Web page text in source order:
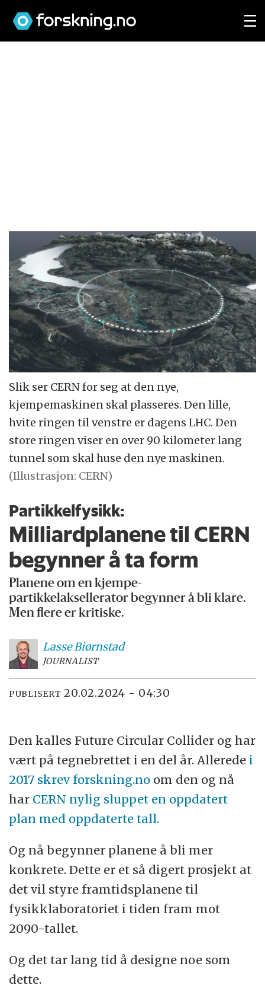
Slik ser CERN for seg at den nye,
kjempemaskinen skal plasseres. Den lille,
hvite ringen til venstre er dagens LHC. Den
store ringen viser en over 90 kilometer lang
tunnel som skal huse den nye maskinen.
(Illustrasjon: CERN)
Partikkelfysikk:
Milliardplanene til CERN
begynner å ta form
Planene om en kjempe-
partikkelaksellerator begynner å bli klare.
Men flere er kritiske.
LasseBiørnstad
JOURNALIST
PUBLISERT 20.02.2024 - 04:30
Den kalles Future Circular Collider og har
vært på tegnebrettet i en del år. Allerede i
2017 skrev forskning.no om den og nå
har CERN nylig sluppet en oppdatert
plan med oppdaterte tall.
Og nå begynner planene å bli mer
konkrete. Dette er et så digert prosjekt at
det vil styre framtidsplanene til
fysikklaboratoriet i tiden fram mot
2090-tallet.
Og det tar lang tid å designe noe som
dette.